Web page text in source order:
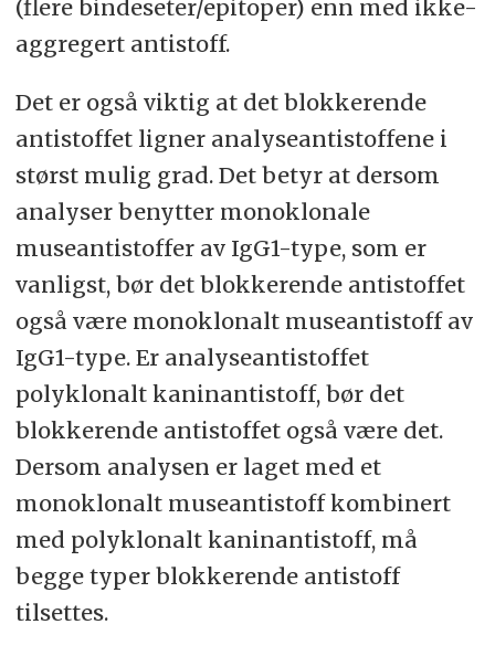
(flere bindeseter/epitoper) enn med ikke-
aggregert antistoff.
Det er også viktig at det blokkerende
antistoffet ligner analyseantistoffene i
størst mulig grad. Det betyr at dersom
analyser benytter monoklonale
museantistoffer av IgG1-type, som er
vanligst, bør det blokkerende antistoffet
også være monoklonalt museantistoff av
IgG1-type. Er analyseantistoffet
polyklonalt kaninantistoff, bør det
blokkerende antistoffet også være det.
Dersom analysen er laget med et
monoklonalt museantistoff kombinert
med polyklonalt kaninantistoff, må
begge typer blokkerende antistoff
tilsettes.